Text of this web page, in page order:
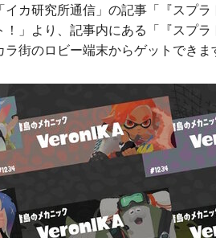
カ研究所通信」の記事「『スプ
」より、記事内にある「『スプ
街のロビー端末からゲットできま